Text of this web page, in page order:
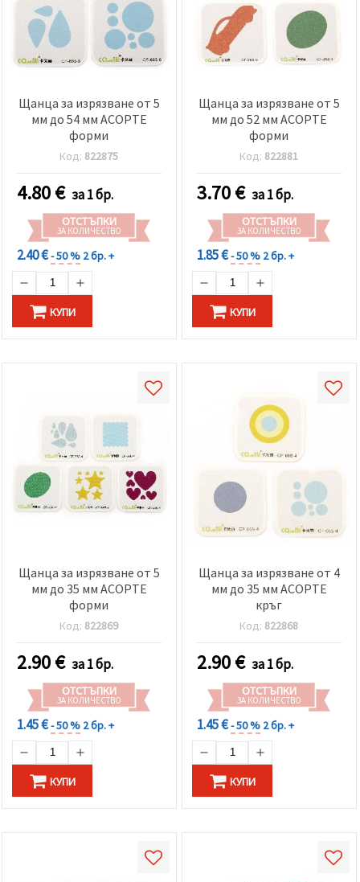
Щанца за изрязване от 5
мм до 54 мм АСОРТЕ
форми
Код: 822875
4.80€ за 1 бр.
ОТСТЪПКИ
ЗА КОЛИЧЕСТВО
2.40 €- 50 % 2 бр. +
КУПИ
Щанца за изрязване от 5
мм до 52 мм АСОРТЕ
форми
Код: 822881
3.70€ за 1 бр.
ОТСТЪПКИ
ЗА КОЛИЧЕСТВО
1.85 €- 50 % 2 бр. +
КУПИ
Щанца за изрязване от 5
мм до 35 мм АСОРТЕ
форми
Код: 822869
2.90€ за 1 бр.
ОТСТЪПКИ
ЗА КОЛИЧЕСТВО
1.45 €- 50 % 2 бр. +
КУПИ
Щанца за изрязване от 4
мм до 35 мм АСОРТЕ
кръг
Код: 822868
2.90€ за 1 бр.
ОТСТЪПКИ
ЗА КОЛИЧЕСТВО
1.45 €- 50 % 2 бр. +
КУПИ